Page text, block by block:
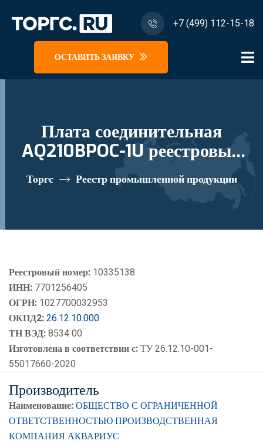
+7 (499) 112-15-18
ОСТАВИТЬ ЗАЯВКУ
Плата соединительная
AQ210BPOC-1U реестровый
номер 10335138
Торгс Реестр промышленной продукции
Реестровый номер: 10335138
ИНН: 7701256405
ОГРН: 1027700032953
ОКПД2:26.12.10.000
ТН ВЭД:8534 00
Изготовлена в соответствии с:ТУ 26.12.10-001-
55017660-2020
Производитель
Наименование:ОБЩЕСТВО С ОГРАНИЧЕННОЙ
ОТВЕТСТВЕННОСТЬЮ ПРОИЗВОДСТВЕННАЯ
КОМПАНИЯ АКВАРИУС